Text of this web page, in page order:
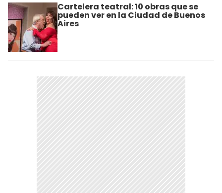
Cartelera teatral: 10 obras que se
pueden ver en la Ciudad de Buenos
Aires